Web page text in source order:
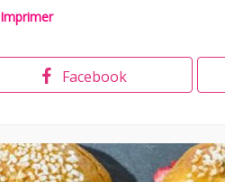
Imprimer
Facebook